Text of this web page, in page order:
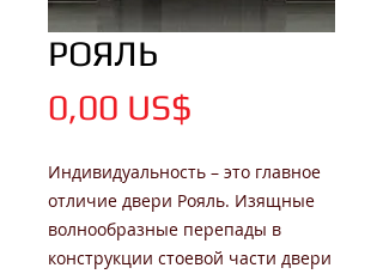
РОЯЛЬ
0,00 US$
Индивидуальность – это главное
отличие двери Рояль. Изящные
волнообразные перепады в
конструкции стоевой части двери